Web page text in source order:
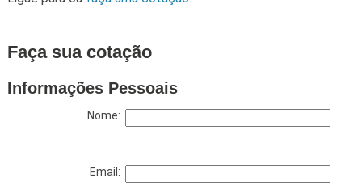
Faça sua cotação
Informações Pessoais
Nome:
Email: